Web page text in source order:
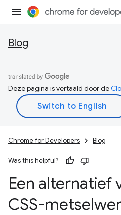
Blog
Deze pagina is vertaald door de
Chrome for Developers Blog
Was this helpful?
Een alternatief
CSS-